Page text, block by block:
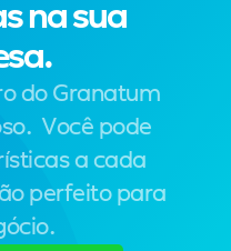
na sua
do Granatum
Você pode
a cada
perfeito para